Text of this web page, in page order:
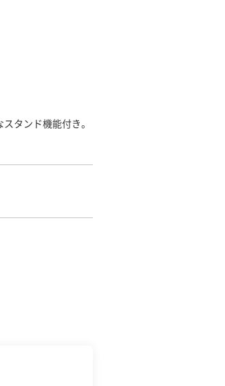
タンド機能付き。